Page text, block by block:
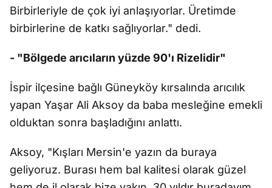
Birbirleriyle de çok iyi anlaşıyorlar. Üretimde
birbirlerine de katkı sağlıyorlar." dedi.
- "Bölgede arıcıların yüzde 90'ı Rizelidir"
İspir ilçesine bağlı Güneyköy kırsalında arıcılık
yapan Yaşar Ali Aksoy da baba mesleğine emekli
olduktan sonra başladığını anlattı.
Aksoy, "Kışları Mersin'e yazın da buraya
geliyoruz. Burası hem bal kalitesi olarak güzel